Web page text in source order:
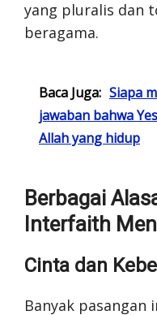
yang pluralis dan
beragama.
Baca Juga: Siapa
jawaban bahwa
Allah yang hidup
Berbagai
Interfaith
Cinta dan
Banyak pasangan